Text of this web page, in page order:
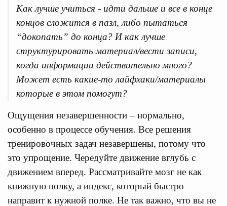
Как лучше учиться - идти дальше и все в конце
концов сложится в пазл, либо пытаться
“докопать” до конца? И как лучше
структурировать материал/вести записи,
когда информации действительно много?
Может есть какие-то лайфхаки/материалы
которые в этом помогут?
Ощущения незавершенности – нормально,
особенно в процессе обучения. Все решения
тренировочных задач незавершены, потому что
это упрощение. Чередуйте движение вглубь с
движением вперед. Рассматривайте мозг не как
книжную полку, а индекс, который быстро
направит к нужной полке. Не так важно, что вы не